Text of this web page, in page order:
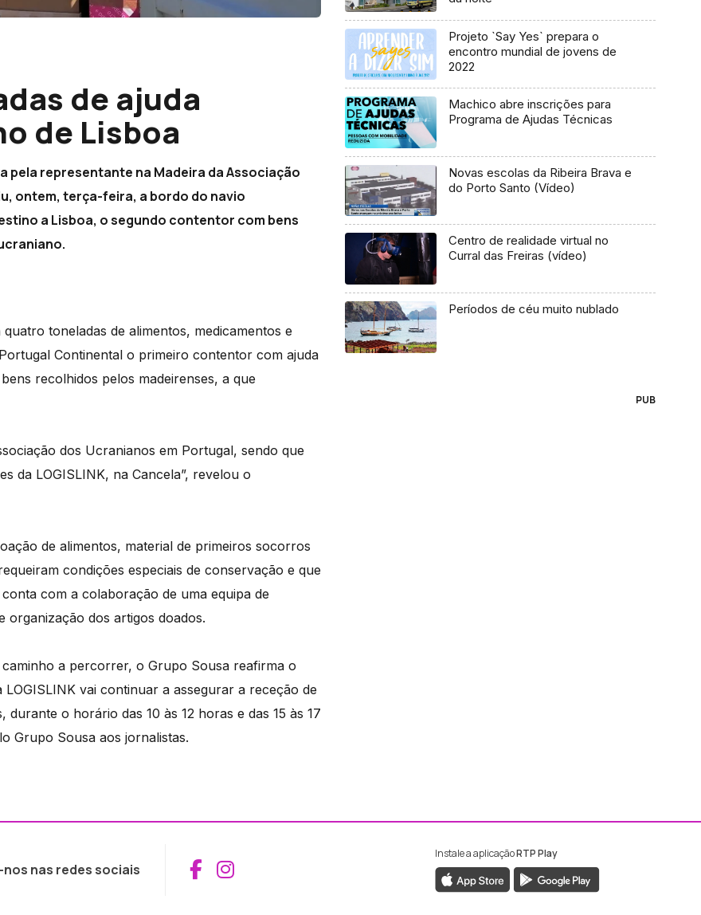
de ajuda
de Lisboa
pela representante na Madeira da Associação
ontem, terça-feira, a bordo do navio
a Lisboa, o segundo contentor com bens
toneladas de alimentos, medicamentos e
Continental o primeiro contentor com ajuda
recolhidos pelos madeirenses, a que
dos Ucranianos em Portugal, sendo que
da LOGISLINK, na Cancela”, revelou o
de alimentos, material de primeiros socorros
condições especiais de conservação e que
com a colaboração de uma equipa de
organização dos artigos doados.
a percorrer, o Grupo Sousa reafirma o
vai continuar a assegurar a receção de
o horário das 10 às 12 horas e das 15 às 17
Grupo Sousa aos jornalistas.
Projeto `Say Yes` prepara o
encontro mundial de jovens de
2022
Machico abre inscrições para
Programa de Ajudas Técnicas
Novas escolas da Ribeira Brava e
do Porto Santo (Vídeo)
Centro de realidade virtual no
Curral das Freiras (vídeo)
Períodos de céu muito nublado
PUB
nas redes sociais Aceder ao Facebook da RTP Madeira
Aceder ao Instagram da RTP Madeira
Instale a aplicaçãoRTP Play